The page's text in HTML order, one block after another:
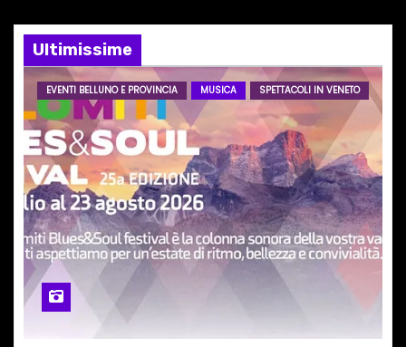
e
a
r
t
i
c
o
l
Ultimissime
EVENTI BELLUNO E PROVINCIA MUSICA SPETTACOLI IN VENETO